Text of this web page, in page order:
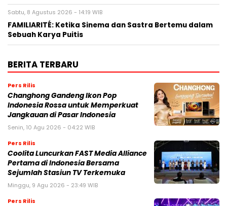
Sabtu, 8 Agustus 2026 - 14:19 WIB
FAMILIARITÉ: Ketika Sinema dan Sastra Bertemu dalam
Sebuah Karya Puitis
BERITA TERBARU
Pers Rilis
Changhong Gandeng Ikon Pop
Indonesia Rossa untuk Memperkuat
Jangkauan di Pasar Indonesia
Senin, 10 Agu 2026 - 04:22 WIB
Pers Rilis
Coolita Luncurkan FAST Media Alliance
Pertama di Indonesia Bersama
Sejumlah Stasiun TV Terkemuka
Minggu, 9 Agu 2026 - 23:49 WIB
Pers Rilis